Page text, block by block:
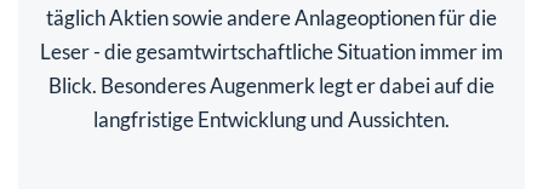
täglich Aktien sowie andere Anlageoptionen für die
Leser - die gesamtwirtschaftliche Situation immer im
Blick. Besonderes Augenmerk legt er dabei auf die
langfristige Entwicklung und Aussichten.